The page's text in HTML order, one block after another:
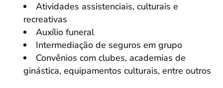
Atividades assistenciais, culturais e
recreativas
Auxílio funeral
Intermediação de seguros em grupo
Convênios com clubes, academias de
ginástica, equipamentos culturais, entre outros